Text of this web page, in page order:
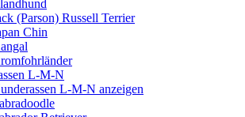
(Parson) Russell Terrier
Chin
L-M-N
L-M-N anzeigen